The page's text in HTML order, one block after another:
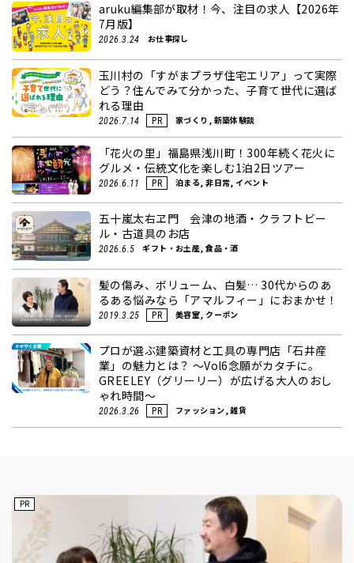
aruku編集部が取材！今、注目の求人【2026年
7月版】
2026.3.24 お仕事探し
玉川村の「すがまプラザ住宅エリア」って実際
どう？住んでみて分かった、子育て世代に選ば
れる理由
2026.7.14 PR 家づくり, 新築体験談
「花火の里」福島県浅川町！300年続く花火に
グルメ・伝統文化を楽しむ1泊2日ツアー
2026.6.11 PR 泊まる, 非日常, イベント
五十嵐太右ヱ門 会津の地酒・クラフトビー
ル・古道具のお店
2026.6.5 ギフト・お土産, 食品・酒
髪の傷み、ボリューム、白髪… 30代からのあ
るある悩みなら「アマルフィー」におまかせ！
2019.3.25 PR 美容室, クーポン
プロが選ぶ建築資材と工具の専門店「石井産
業」の魅力とは？ ～Vol6念願がカタチに。
GREELEY（グリーリー）が広げる大人のおし
ゃれ時間～
2026.3.26 PR ファッション, 雑貨
PR